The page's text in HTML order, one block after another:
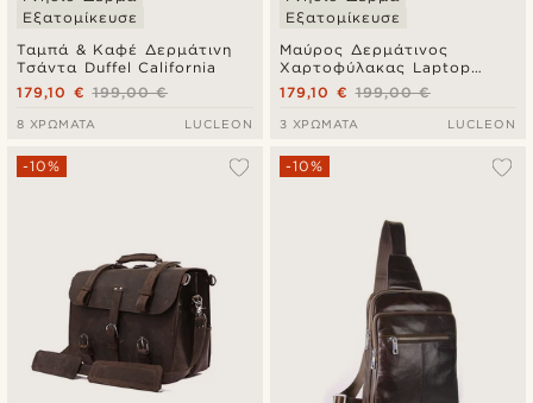
Ταμπά & Καφέ Δερμάτινη
Τσάντα Duffel California
Εξατομίκευσε
199,00 €
179,10 €
8 ΧΡΏΜΑΤΑ LUCLEON
Μαύρος Δερμάτινος
Χαρτοφύλακας Laptop
Scott
Εξατομίκευσε
199,00 €
179,10 €
3 ΧΡΏΜΑΤΑ LUCLEON
-10% -10%